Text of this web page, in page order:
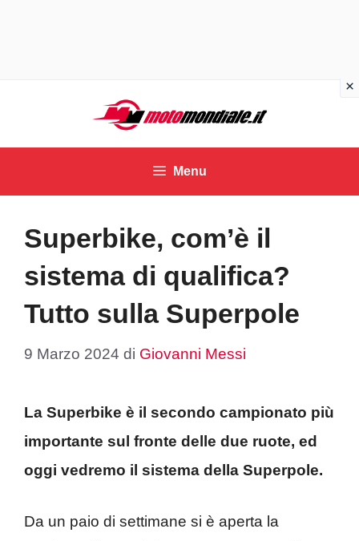
contenuto
Menu
Superbike, com’è il
sistema di qualifica?
Tutto sulla Superpole
9 Marzo 2024 di Giovanni Messi
La Superbike è il secondo campionato più
importante sul fronte delle due ruote, ed
oggi vedremo il sistema della Superpole.
Da un paio di settimane si è aperta la